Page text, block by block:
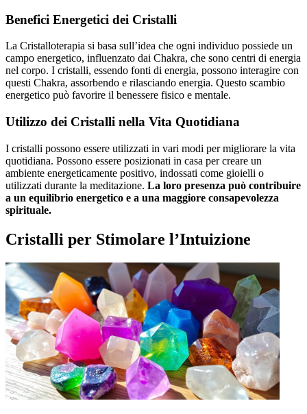
Benefici Energetici dei Cristalli
La Cristalloterapia si basa sull’idea che ogni individuo possiede un
campo energetico, influenzato dai Chakra, che sono centri di energia
nel corpo. I cristalli, essendo fonti di energia, possono interagire con
questi Chakra, assorbendo e rilasciando energia. Questo scambio
energetico può favorire il benessere fisico e mentale.
Utilizzo dei Cristalli nella Vita Quotidiana
I cristalli possono essere utilizzati in vari modi per migliorare la vita
quotidiana. Possono essere posizionati in casa per creare un
ambiente energeticamente positivo, indossati come gioielli o
utilizzati durante la meditazione. La loro presenza può contribuire
a un equilibrio energetico e a una maggiore consapevolezza
spirituale.
Cristalli per Stimolare l’Intuizione